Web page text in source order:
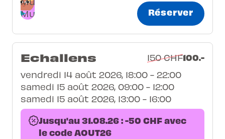
Réserver
Echallens 150 CHF100.-
vendredi 14 août 2026, 18:00 - 22:00
samedi 15 août 2026, 09:00 - 12:00
samedi 15 août 2026, 13:00 - 16:00
Jusqu'au 31.08.26 : -50 CHF avec
le code AOUT26